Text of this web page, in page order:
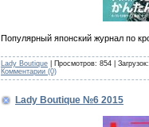
Популярный японский журнал по
Lady Boutique | Просмотров: 854 |
Комментарии (0)
Lady Boutique №6 2015